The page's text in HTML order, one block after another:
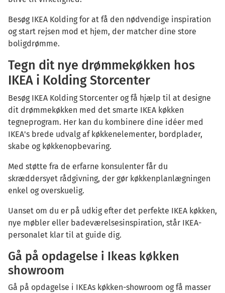
Besøg IKEA Kolding for at få den nødvendige inspiration
og start rejsen mod et hjem, der matcher dine store
boligdrømme.
Tegn dit nye drømmekøkken hos
IKEA i Kolding Storcenter
Besøg IKEA Kolding Storcenter og få hjælp til at designe
dit drømmekøkken med det smarte IKEA køkken
tegneprogram. Her kan du kombinere dine idéer med
IKEA's brede udvalg af køkkenelementer, bordplader,
skabe og køkkenopbevaring.
Med støtte fra de erfarne konsulenter får du
skræddersyet rådgivning, der gør køkkenplanlægningen
enkel og overskuelig.
Uanset om du er på udkig efter det perfekte IKEA køkken,
nye møbler eller badeværelsesinspiration, står IKEA-
personalet klar til at guide dig.
Gå på opdagelse i Ikeas køkken
showroom
Gå på opdagelse i IKEAs køkken-showroom og få masser